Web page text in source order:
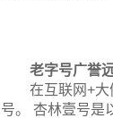
老字号广誉
在互联网+
号。 杏林壹号是